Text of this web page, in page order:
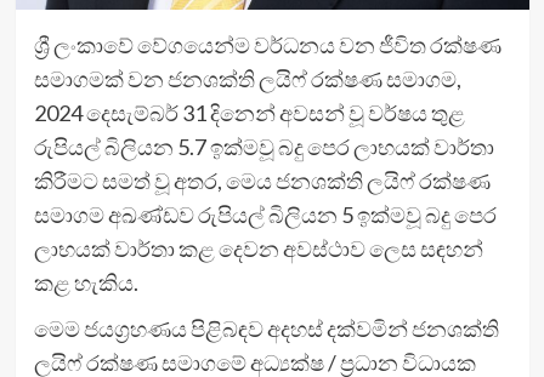
ශ්‍රී ලංකාවේ වේගයෙන්ම වර්ධනය වන ජීවිත රක්ෂණ
සමාගමක් වන ජනශක්ති ලයිෆ් රක්ෂණ සමාගම,
2024 දෙසැම්බර් 31 දිනෙන් අවසන් වූ වර්ෂය තුළ
රුපියල් බිලියන 5.7 ඉක්මවූ බදු පෙර ලාභයක් වාර්තා
කිරීමට සමත් වූ අතර, මෙය ජනශක්ති ලයිෆ් රක්ෂණ
සමාගම අඛණ්ඩව රුපියල් බිලියන 5 ඉක්මවූ බදු පෙර
ලාභයක් වාර්තා කළ දෙවන අවස්ථාව ලෙස සඳහන්
කළ හැකිය.
මෙම ජයග්‍රහණය පිළිබඳව අදහස් දක්වමින් ජනශක්ති
ලයිෆ් රක්ෂණ සමාගමේ අධ්‍යක්ෂ / ප්‍රධාන විධායක